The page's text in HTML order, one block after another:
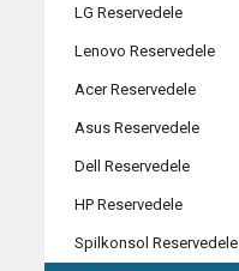
LG Reservedele
Lenovo Reservedele
Acer Reservedele
Asus Reservedele
Dell Reservedele
HP Reservedele
Spilkonsol Reservedele